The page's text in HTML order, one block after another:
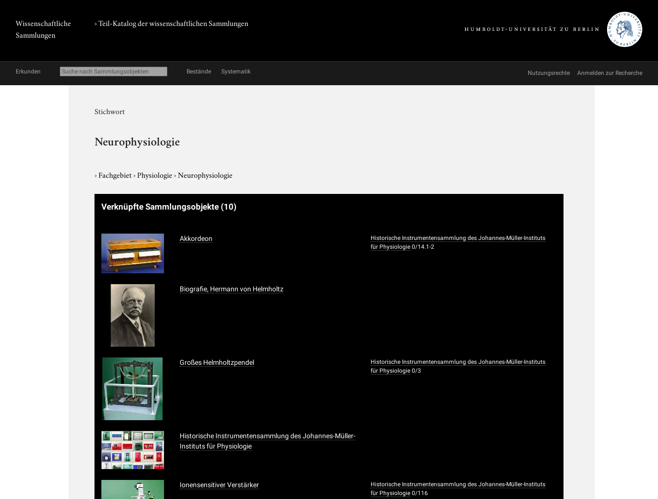
Wissenschaftliche
Sammlungen
› Teil-Katalog der wissenschaftlichen Sammlungen
Erkunden Bestände Systematik Nutzungsrechte Anmelden zur Recherche
Stichwort
Neurophysiologie
›Fachgebiet›Physiologie›Neurophysiologie
Verknüpfte Sammlungsobjekte (10)
Akkordeon
Historische Instrumentensammlung des Johannes-Müller-Instituts
für Physiologie 0/14.1-2
Biografie, Hermann von Helmholtz
Großes Helmholtzpendel
Historische Instrumentensammlung des Johannes-Müller-Instituts
für Physiologie 0/3
Historische Instrumentensammlung des Johannes-Müller-
Instituts für Physiologie
Ionensensitiver Verstärker
Historische Instrumentensammlung des Johannes-Müller-Instituts
für Physiologie 0/116